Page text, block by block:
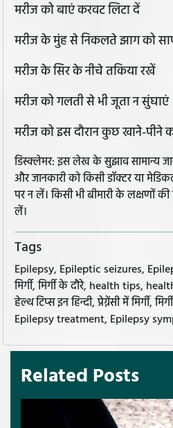
मरीज को बाएं करवट लिटा दें
मरीज के मुंह से निकलते झाग को
मरीज के सिर के नीचे तकिया रखें
मरीज को गलती से भी जूता न सुंघाएं
मरीज को इस दौरान कुछ खाने-पीने
डिस्क्लेमर: इस लेख के सुझाव सामान्य
और जानकारी को किसी डॉक्टर या
पर न लें। किसी भी बीमारी के लक्षणों
लें।
Tags
Epilepsy, Epileptic seizures,
मिर्गी, मिर्गी के दौरे, health tips,
हेल्थ टिप्स इन हिन्दी, प्रेग्नेंसी में मिर्गी,
Epilepsy treatment, Epilepsy
Related Posts